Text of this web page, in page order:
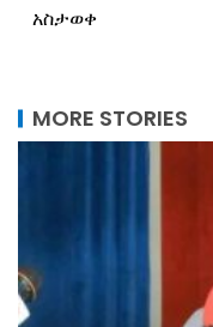
አስታወቀ
MORE STORIES